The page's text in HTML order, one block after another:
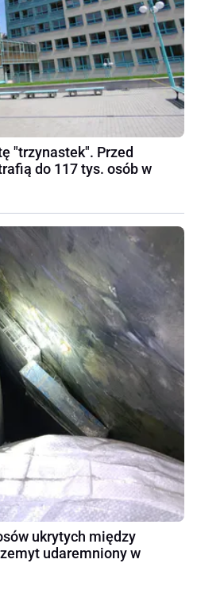
"trzynastek". Przed
do 117 tys. osób w
ukrytych między
udaremniony w